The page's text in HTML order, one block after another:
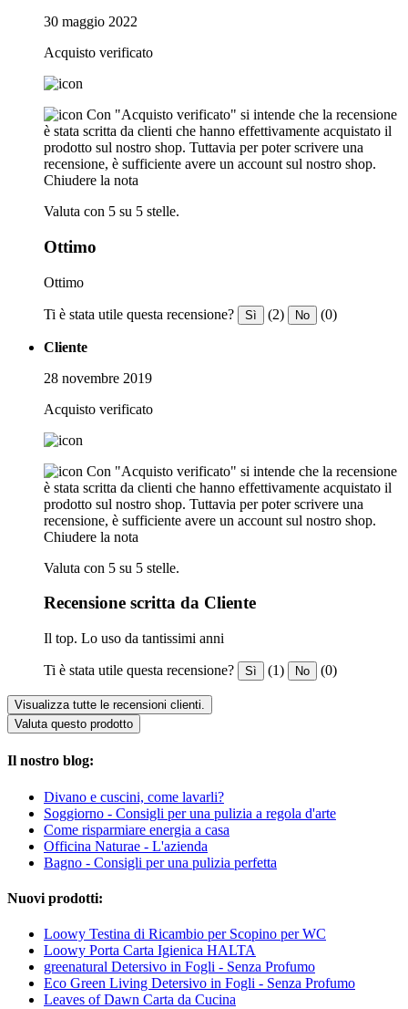
30 maggio 2022
Acquisto verificato
Con "Acquisto verificato" si intende che la recensione
è stata scritta da clienti che hanno effettivamente acquistato il
prodotto sul nostro shop. Tuttavia per poter scrivere una
recensione, è sufficiente avere un account sul nostro shop.
Chiudere la nota
Valuta con 5 su 5 stelle.
Ottimo
Ottimo
Ti è stata utile questa recensione? Sì (2) No (0)
Cliente
28 novembre 2019
Acquisto verificato
Con "Acquisto verificato" si intende che la recensione
è stata scritta da clienti che hanno effettivamente acquistato il
prodotto sul nostro shop. Tuttavia per poter scrivere una
recensione, è sufficiente avere un account sul nostro shop.
Chiudere la nota
Valuta con 5 su 5 stelle.
Recensione scritta da Cliente
Il top. Lo uso da tantissimi anni
Ti è stata utile questa recensione? Sì (1) No (0)
Visualizza tutte le recensioni clienti.
Valuta questo prodotto
Il nostro blog:
Divano e cuscini, come lavarli?
Soggiorno - Consigli per una pulizia a regola d'arte
Come risparmiare energia a casa
Officina Naturae - L'azienda
Bagno - Consigli per una pulizia perfetta
Nuovi prodotti:
Loowy Testina di Ricambio per Scopino per WC
Loowy Porta Carta Igienica HALTA
greenatural Detersivo in Fogli - Senza Profumo
Eco Green Living Detersivo in Fogli - Senza Profumo
Leaves of Dawn Carta da Cucina